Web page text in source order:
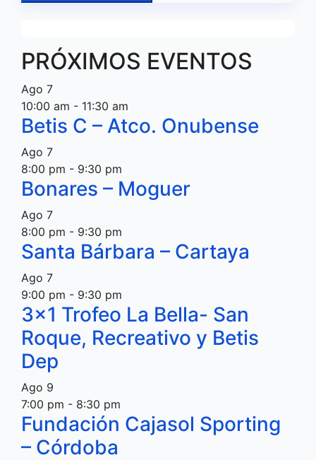
PRÓXIMOS EVENTOS
Ago 7
10:00 am - 11:30 am
Betis C – Atco. Onubense
Ago 7
8:00 pm - 9:30 pm
Bonares – Moguer
Ago 7
8:00 pm - 9:30 pm
Santa Bárbara – Cartaya
Ago 7
9:00 pm - 9:30 pm
3×1 Trofeo La Bella- San
Roque, Recreativo y Betis
Dep
Ago 9
7:00 pm - 8:30 pm
Fundación Cajasol Sporting
– Córdoba